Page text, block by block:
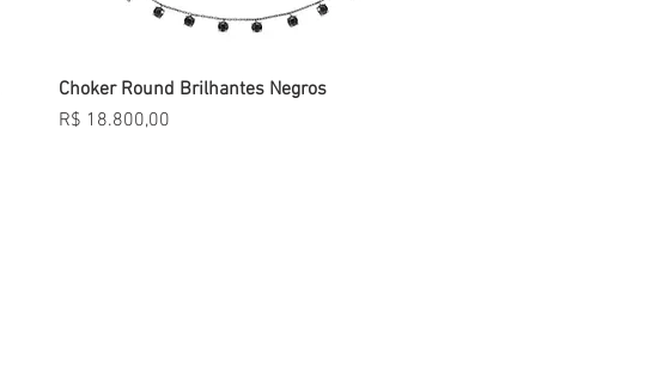
Visualização rápida
Choker Round Brilhantes Negros
Preço
R$ 18.800,00